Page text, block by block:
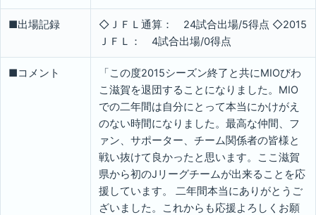
■出場記録
◇ＪＦＬ通算： 24試合出場/5得点 ◇2015
ＪＦＬ： 4試合出場/0得点
■コメント
「この度2015シーズン終了と共にMIOびわ
こ滋賀を退団することになりました。MIO
での二年間は自分にとって本当にかけがえ
のない時間になりました。最高な仲間、フ
ァン、サポーター、チーム関係者の皆様と
戦い抜けて良かったと思います。ここ滋賀
県から初のJリーグチームが出来ることを応
援しています。 二年間本当にありがとうご
ざいました。これからも応援よろしくお願